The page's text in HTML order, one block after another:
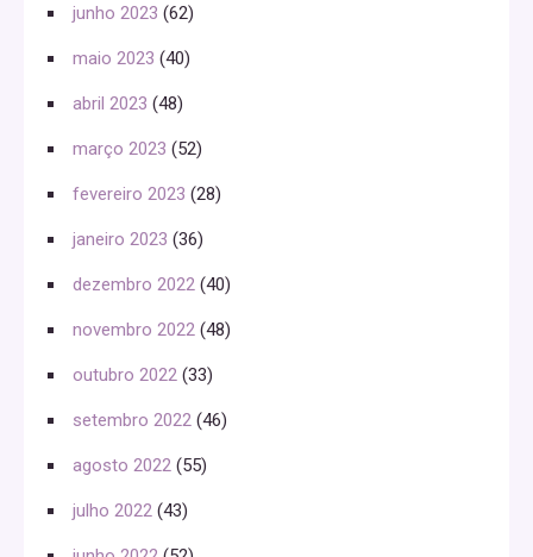
junho 2023 (62)
maio 2023 (40)
abril 2023 (48)
março 2023 (52)
fevereiro 2023 (28)
janeiro 2023 (36)
dezembro 2022 (40)
novembro 2022 (48)
outubro 2022 (33)
setembro 2022 (46)
agosto 2022 (55)
julho 2022 (43)